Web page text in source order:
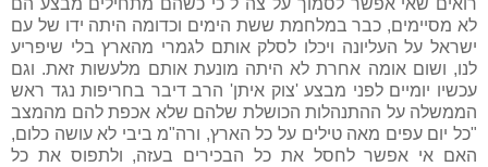
רואים שאי אפשר לסמוך על צה"ל כי כשהם מתחילים מבצע הם
לא מסיימים, כבר במלחמת ששת הימים וכדומה היתה ידו של עם
ישראל על העליונה ויכלו לסלק אותם לגמרי מהארץ בלי שיפריע
לנו, ושום אומה אחרת לא היתה מונעת אותם מלעשות זאת. וגם
עכשיו יומיים לפני מבצע 'צוק איתן' הרב דיבר בחריפות נגד ראש
הממשלה על ההתנהלות הכושלת שלהם שלא אכפת להם מהמצב
"כל יום עפים מאה טילים על כל הארץ, ורה"מ ביבי לא עושה כלום,
האם אי אפשר לחסל את כל הבכירים בעזה, ולתפוס את כל